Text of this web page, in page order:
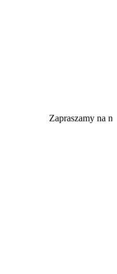
Zapraszamy na